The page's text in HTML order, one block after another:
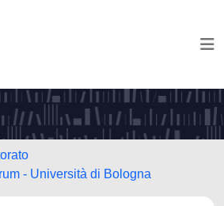
- Università di Bologna